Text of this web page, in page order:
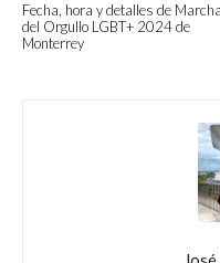
Fecha, hora y detalles de Marcha
del Orgullo LGBT+ 2024 de
Monterrey